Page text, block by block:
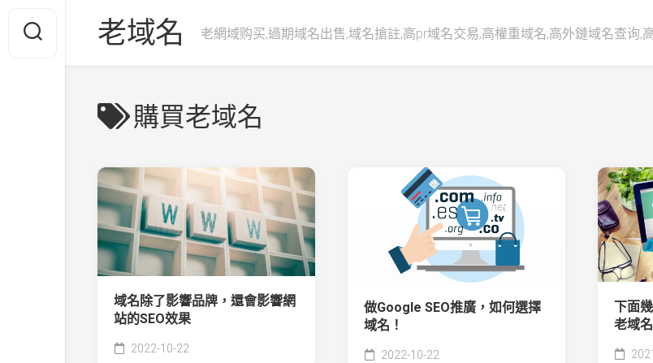
content
老域名 老網域购买,過期域名出售,域名搶註,高pr域名交易,高權重域名,高外鏈域名查询,
購買老域名
域名除了影響品牌，還會影響網
站的SEO效果
2022-10-22
做Google SEO推廣，如何選擇
域名！
2022-10-22
下面
老域